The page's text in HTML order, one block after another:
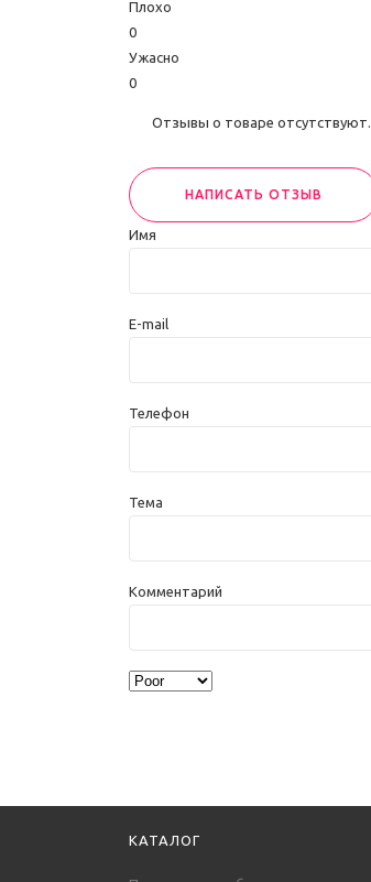
Плохо
0
Ужасно
0
Отзывы о товаре отсутствуют.
НАПИСАТЬ ОТЗЫВ
Имя
E-mail
Телефон
Тема
Комментарий
КАТАЛОГ